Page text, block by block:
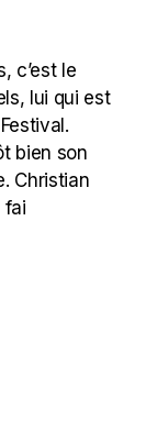
c’est le
lui qui est
bien son
Christian
fai